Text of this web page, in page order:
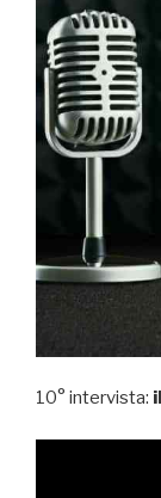
10° intervista: